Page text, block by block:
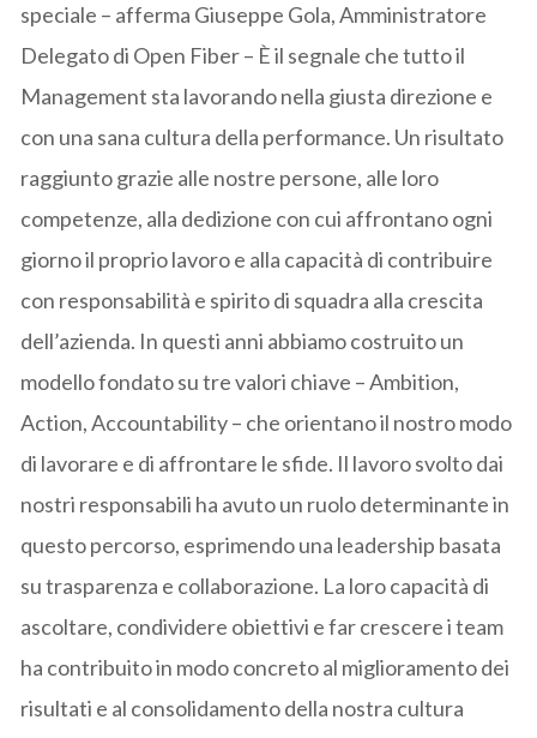
speciale – afferma Giuseppe Gola, Amministratore
Delegato di Open Fiber – È il segnale che tutto il
Management sta lavorando nella giusta direzione e
con una sana cultura della performance. Un risultato
raggiunto grazie alle nostre persone, alle loro
competenze, alla dedizione con cui affrontano ogni
giorno il proprio lavoro e alla capacità di contribuire
con responsabilità e spirito di squadra alla crescita
dell’azienda. In questi anni abbiamo costruito un
modello fondato su tre valori chiave – Ambition,
Action, Accountability – che orientano il nostro modo
di lavorare e di affrontare le sfide. Il lavoro svolto dai
nostri responsabili ha avuto un ruolo determinante in
questo percorso, esprimendo una leadership basata
su trasparenza e collaborazione. La loro capacità di
ascoltare, condividere obiettivi e far crescere i team
ha contribuito in modo concreto al miglioramento dei
risultati e al consolidamento della nostra cultura